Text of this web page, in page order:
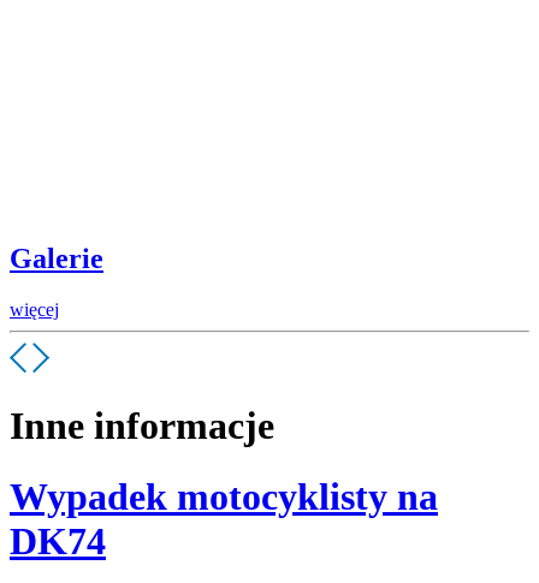
Galerie
więcej
Inne informacje
Wypadek motocyklisty na
DK74